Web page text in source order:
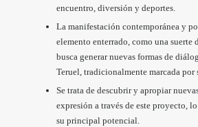
encuentro, diversión y deportes.
La manifestación contemporánea y
elemento enterrado, como una suerte
busca generar nuevas formas de
Teruel, tradicionalmente marcada por
Se trata de descubrir y apropiar
expresión a través de este proyecto,
su principal potencial.